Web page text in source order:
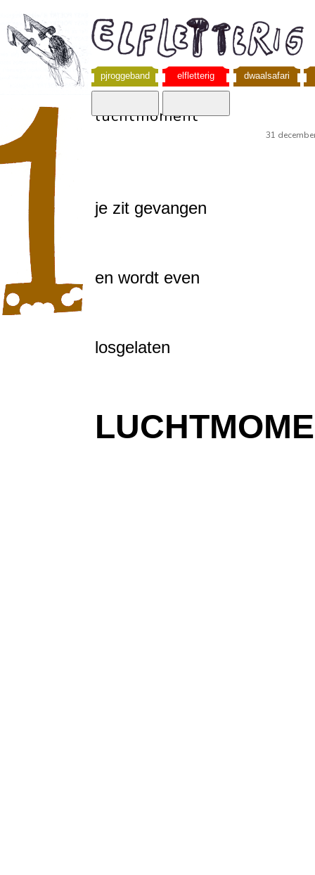
pjroggeband elfletterig dwaalsafari
luchtmoment
31
je zit gevangen
en wordt even
losgelaten